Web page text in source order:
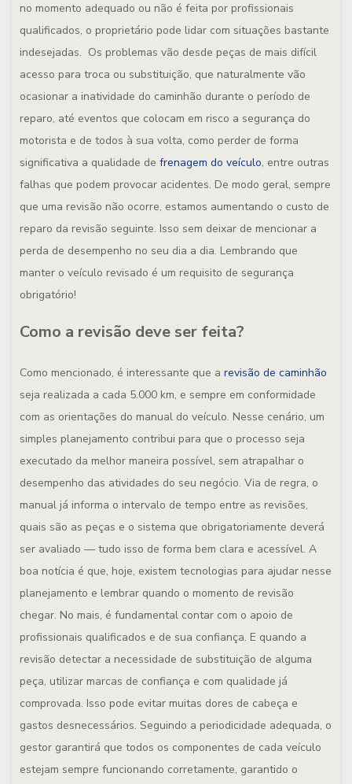
no momento adequado ou não é feita por profissionais
qualificados, o proprietário pode lidar com situações bastante
indesejadas. Os problemas vão desde peças de mais difícil
acesso para troca ou substituição, que naturalmente vão
ocasionar a inatividade do caminhão durante o período de
reparo, até eventos que colocam em risco a segurança do
motorista e de todos à sua volta, como perder de forma
significativa a qualidade de frenagem do veículo, entre outras
falhas que podem provocar acidentes. De modo geral, sempre
que uma revisão não ocorre, estamos aumentando o custo de
reparo da revisão seguinte. Isso sem deixar de mencionar a
perda de desempenho no seu dia a dia. Lembrando que
manter o veículo revisado é um requisito de segurança
obrigatório!
Como a revisão deve ser feita?
Como mencionado, é interessante que a revisão de caminhão
seja realizada a cada 5.000 km, e sempre em conformidade
com as orientações do manual do veículo. Nesse cenário, um
simples planejamento contribui para que o processo seja
executado da melhor maneira possível, sem atrapalhar o
desempenho das atividades do seu negócio. Via de regra, o
manual já informa o intervalo de tempo entre as revisões,
quais são as peças e o sistema que obrigatoriamente deverá
ser avaliado — tudo isso de forma bem clara e acessível. A
boa notícia é que, hoje, existem tecnologias para ajudar nesse
planejamento e lembrar quando o momento de revisão
chegar. No mais, é fundamental contar com o apoio de
profissionais qualificados e de sua confiança. E quando a
revisão detectar a necessidade de substituição de alguma
peça, utilizar marcas de confiança e com qualidade já
comprovada. Isso pode evitar muitas dores de cabeça e
gastos desnecessários. Seguindo a periodicidade adequada, o
gestor garantirá que todos os componentes de cada veículo
estejam sempre funcionando corretamente, garantido o